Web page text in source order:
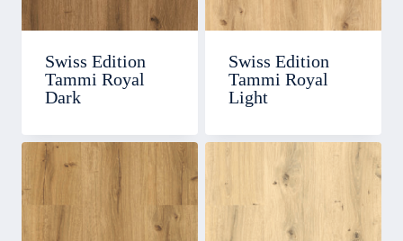
Swiss Edition
Tammi Royal
Dark
Swiss Edition
Tammi Royal
Light